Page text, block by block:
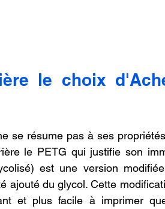
le choix
se résume pas à ses
le PETG qui justifie son
est une version
ajouté du glycol. Cette
et plus facile à imprimer